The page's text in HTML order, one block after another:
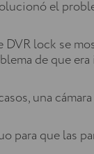
el
lock se
de que
una
que las